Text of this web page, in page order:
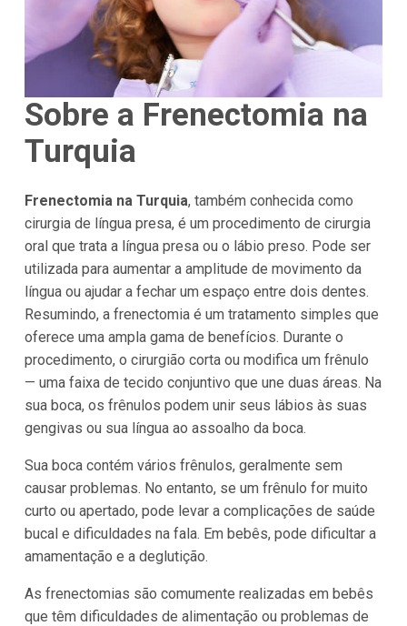
Sobre a Frenectomia na
Turquia
Frenectomia na Turquia, também conhecida como
cirurgia de língua presa, é um procedimento de cirurgia
oral que trata a língua presa ou o lábio preso. Pode ser
utilizada para aumentar a amplitude de movimento da
língua ou ajudar a fechar um espaço entre dois dentes.
Resumindo, a frenectomia é um tratamento simples que
oferece uma ampla gama de benefícios. Durante o
procedimento, o cirurgião corta ou modifica um frênulo
— uma faixa de tecido conjuntivo que une duas áreas. Na
sua boca, os frênulos podem unir seus lábios às suas
gengivas ou sua língua ao assoalho da boca.
Sua boca contém vários frênulos, geralmente sem
causar problemas. No entanto, se um frênulo for muito
curto ou apertado, pode levar a complicações de saúde
bucal e dificuldades na fala. Em bebês, pode dificultar a
amamentação e a deglutição.
As frenectomias são comumente realizadas em bebês
que têm dificuldades de alimentação ou problemas de